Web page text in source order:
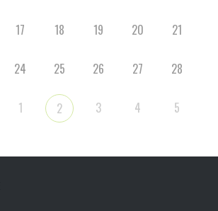
17 18 19 20 21
24 25 26 27 28
1 2 3 4 5